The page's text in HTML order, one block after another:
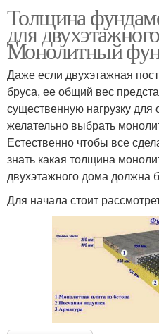
Толщина
для
Монолитный
Даже если двухэтажная
бруса, ее общий вес
существенную нагрузку
желательно выбрать
Естественно чтобы все
знать какая толщина
двухэтажного дома должна
Для начала стоит